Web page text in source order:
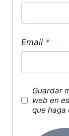
Email *
Guardar
web en
que haga